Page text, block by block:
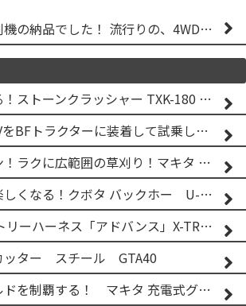
今日は、乗用草刈機の納品でした！ 流行りの、4WD！ #イセキアグリ #オーレック #四駆 #増税間近
石が一瞬で砕ける！ストーンクラッシャー TXK-180 実演
自動操舵CHCNAVをBFトラクターに装着して試乗してみた！！ CHCNAV NX610
押すだけカンタン！ラクに広範囲の草刈り！マキタ バッテリー式草刈り機 MUG001G 2
現場が、もっと楽しくなる！クボタ バックホー U-25-3A
STIHL フォレストリーハーネス「アドバンス」X-TREEm
ッター スチール GTA40
押すだけフィールドを制覇する！ マキタ 充電式グランドトリマー MUG001G